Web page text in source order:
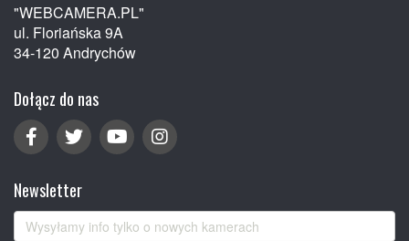
"WEBCAMERA.PL"
ul. Floriańska 9A
34-120 Andrychów
Dołącz do nas
Newsletter